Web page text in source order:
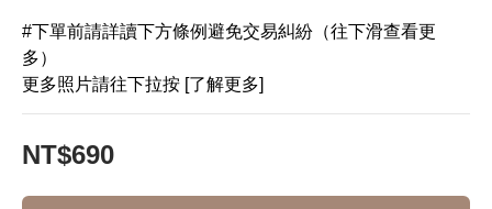
#下單前請詳讀下方條例避免交易糾紛（往下滑查看更
多）
更多照片請往下拉按 [了解更多]
NT$690